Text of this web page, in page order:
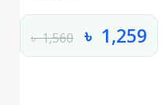
৳1,560 ৳ 1,259